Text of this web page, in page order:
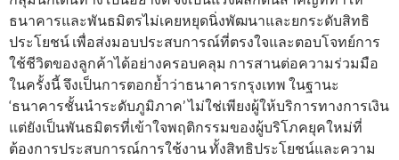
ธนาคารและพันธมิตรไม่เคยหยุดนิ่งพัฒนาและยกระดับสิทธิ
ประโยชน์ เพื่อส่งมอบประสบการณ์ที่ตรงใจและตอบโจทย์การ
ใช้ชีวิตของลูกค้าได้อย่างครอบคลุม การสานต่อความร่วมมือ
ในครั้งนี้ จึงเป็นการตอกย้ำว่าธนาคารกรุงเทพ ในฐานะ
‘ธนาคารชั้นนำระดับภูมิภาค’ ไม่ใช่เพียงผู้ให้บริการทางการเงิน
แต่ยังเป็นพันธมิตรที่เข้าใจพฤติกรรมของผู้บริโภคยุคใหม่ที่
ต้องการประสบการณ์การใช้งาน ทั้งสิทธิประโยชน์และความ